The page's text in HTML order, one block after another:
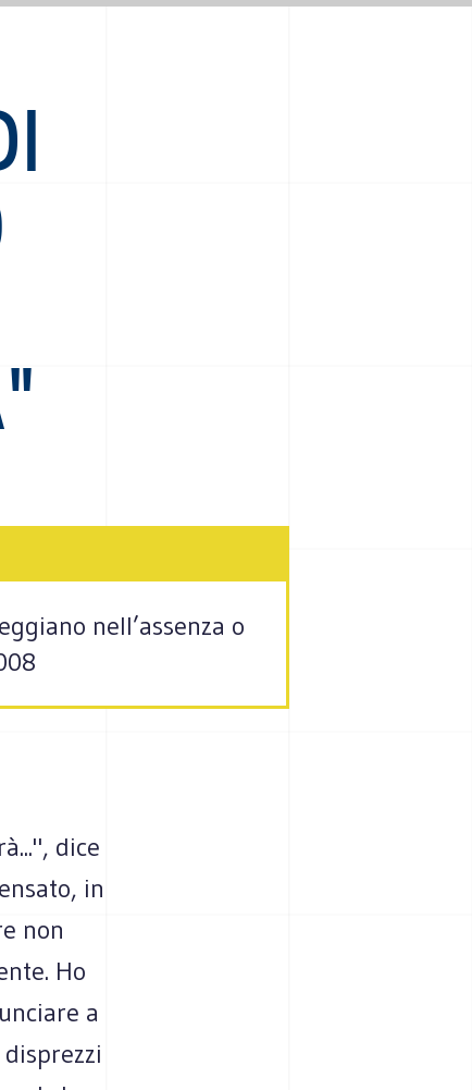
nell’assenza o
dice
in
non
Ho
a